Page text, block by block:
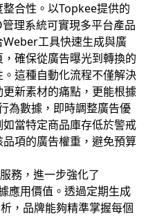
合性。以Topkee提供的
理系統可實現多平台產品
工具快速生成與廣
確保從廣告曝光到轉換的
這種自動化流程不僅解決
更新素材的痛點，更能根據
為數據，即時調整廣告優
當特定商品庫存低於警戒
項的廣告權重，避免預算
務，進一步強化了
應用價值。透過定期生成
，品牌能夠精準掌握每個